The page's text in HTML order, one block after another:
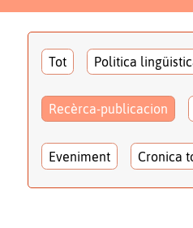
Tot Politica
Recèrca-publicacion
Eveniment Cronica